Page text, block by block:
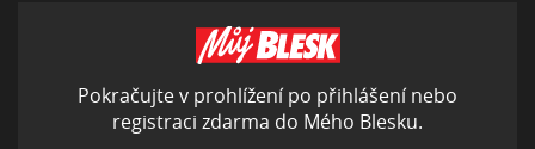
Pokračujte v prohlížení po přihlášení nebo
registraci zdarma do Mého Blesku.